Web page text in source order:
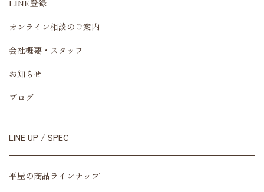
LINE登録
オンライン相談のご案内
会社概要・スタッフ
お知らせ
ブログ
LINE UP / SPEC
平屋の商品ラインナップ